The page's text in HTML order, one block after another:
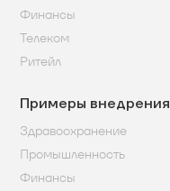
Финансы
Телеком
Ритейл
Примеры внедрения
Здравоохранение
Промышленность
Финансы